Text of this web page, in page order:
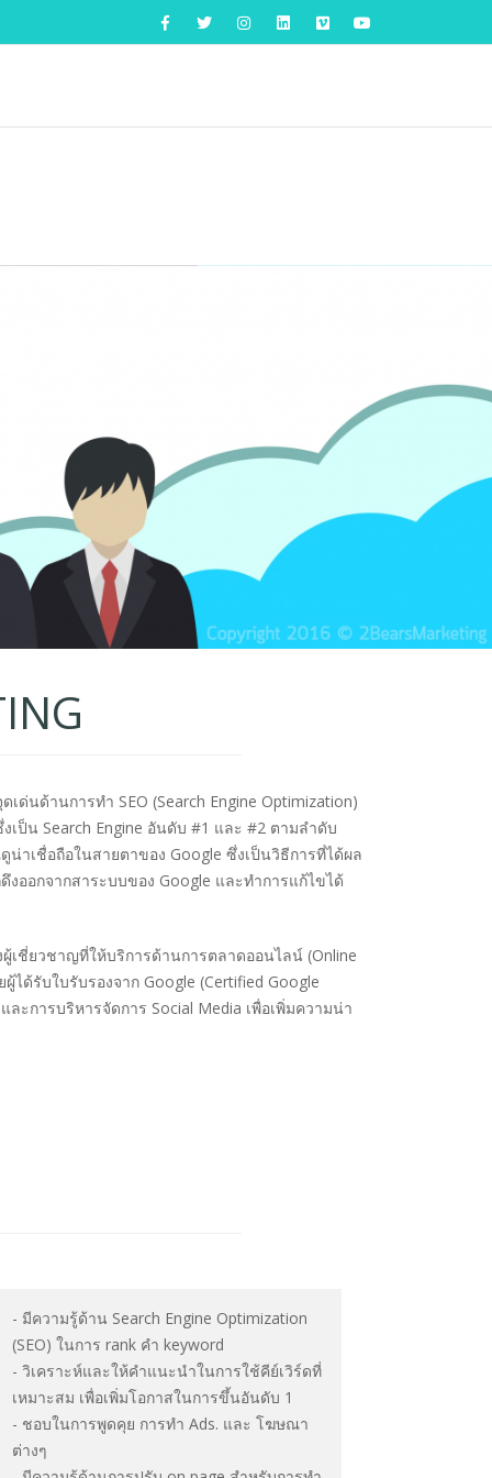
นด้านการทำ SEO (Search Engine Optimization)
ป็น Search Engine อันดับ #1 และ #2 ตามลำดับ
าเชื่อถือในสายตาของ Google ซึ่งเป็นวิธีการที่ได้ผล
ออกจากสาระบบของ Google และทำการแก้ไขได้
เชี่ยวชาญที่ให้บริการด้านการตลาดออนไลน์ (Online
ด้รับใบรับรองจาก Google (Certified Google
ะการบริหารจัดการ Social Media เพื่อเพิ่มความน่า
- มีความรู้ด้าน Search Engine Optimization
(SEO) ในการ rank คำ keyword
- วิเคราะห์และให้คำแนะนำในการใช้คีย์เวิร์ดที่
เหมาะสม เพื่อเพิ่มโอกาสในการขึ้นอันดับ 1
- ชอบในการพูดคุย การทำ Ads. และ โฆษณา
ต่างๆ